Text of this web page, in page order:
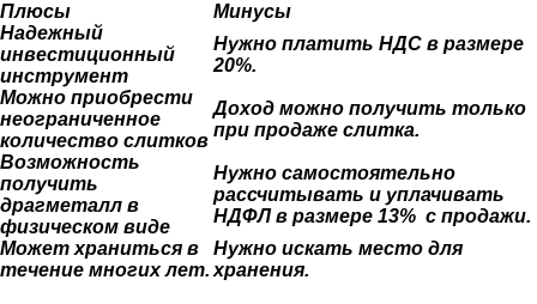
Плюсы
Минусы
Надежный
инвестиционный
инструмент
Нужно платить НДС в размере
20%.
Можно приобрести
неограниченное
количество слитков
Доход можно получить только
при продаже слитка.
Возможность
получить
драгметалл в
физическом виде
Нужно самостоятельно
рассчитывать и уплачивать
НДФЛ в размере 13% с продажи.
Может храниться в
течение многих лет.
Нужно искать место для
хранения.